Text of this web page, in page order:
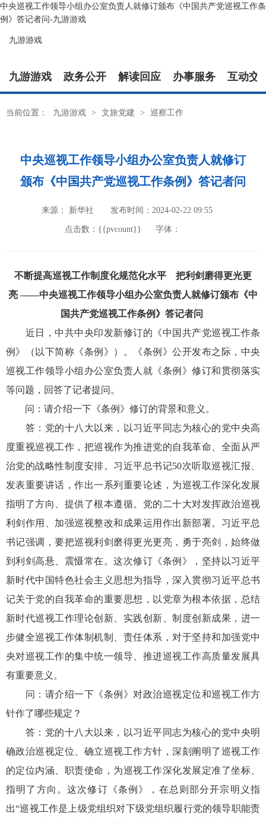
中央巡视工作领导小组办公室负责人就修订颁布《中国共产党巡视工作条
例》答记者问-九游游戏
九游游戏
九游游戏 政务公开 解读回应 办事服务 互动交
当前位置： 九游游戏 > 文旅党建 > 巡察工作
中央巡视工作领导小组办公室负责人就修订
颁布《中国共产党巡视工作条例》答记者问
来源： 新华社 发布时间：2024-02-22 09:55
点击数：{{pvcount}} 字体：
不断提高巡视工作制度化规范化水平 把利剑磨得更光更
亮 ——中央巡视工作领导小组办公室负责人就修订颁布《中
国共产党巡视工作条例》答记者问
近日，中共中央印发新修订的《中国共产党巡视工作条
例》（以下简称《条例》）。《条例》公开发布之际，中央
巡视工作领导小组办公室负责人就《条例》修订和贯彻落实
等问题，回答了记者提问。
问：请介绍一下《条例》修订的背景和意义。
答：党的十八大以来，以习近平同志为核心的党中央高
度重视巡视工作，把巡视作为推进党的自我革命、全面从严
治党的战略性制度安排。习近平总书记50次听取巡视汇报、
发表重要讲话，作出一系列重要论述，为巡视工作深化发展
指明了方向、提供了根本遵循。党的二十大对发挥政治巡视
利剑作用、加强巡视整改和成果运用作出新部署。习近平总
书记强调，要把巡视利剑磨得更光更亮，勇于亮剑，始终做
到利剑高悬、震慑常在。这次修订《条例》，坚持以习近平
新时代中国特色社会主义思想为指导，深入贯彻习近平总书
记关于党的自我革命的重要思想，以党章为根本依据，总结
新时代巡视工作理论创新、实践创新、制度创新成果，进一
步健全巡视工作体制机制、责任体系，对于坚持和加强党中
央对巡视工作的集中统一领导、推进巡视工作高质量发展具
有重要意义。
问：请介绍一下《条例》对政治巡视定位和巡视工作方
针作了哪些规定？
答：党的十八大以来，以习近平同志为核心的党中央明
确政治巡视定位、确立巡视工作方针，深刻阐明了巡视工作
的定位内涵、职责使命，为巡视工作深化发展定准了坐标、
指明了方向。这次修订《条例》，在总则部分开宗明义指
出“巡视工作是上级党组织对下级党组织履行党的领导职能责